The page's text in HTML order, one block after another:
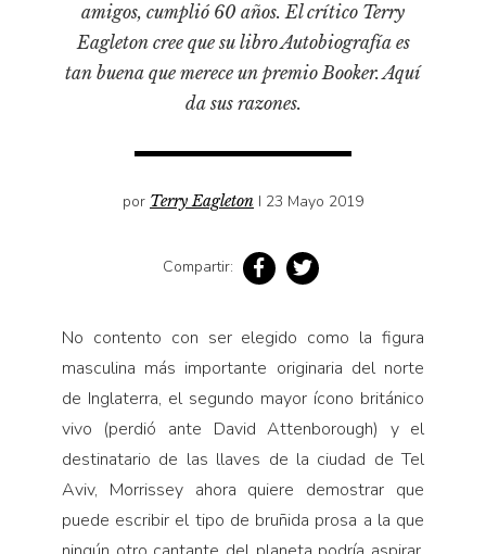
Gran reserva
Historia material de los libros
Pensamiento
Pensamiento ilustrado
Personaje
Personajes secundarios
Relecturas
amigos, cumplió 60 años. El crítico Terry
Eagleton cree que su libro Autobiografía es
tan buena que merece un premio Booker. Aquí
da sus razones.
por Terry Eagleton I 23 Mayo 2019
Compartir:
No contento con ser elegido como la figura
masculina más importante originaria del norte
de Inglaterra, el segundo mayor ícono británico
vivo (perdió ante David Attenborough) y el
destinatario de las llaves de la ciudad de Tel
Aviv, Morrissey ahora quiere demostrar que
puede escribir el tipo de bruñida prosa a la que